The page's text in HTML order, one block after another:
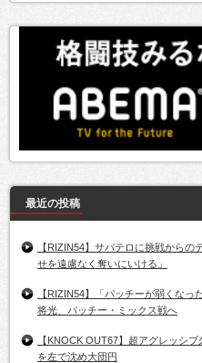
最近の投稿
【RIZIN54】サバテロに挑戦から
せを遠慮なく奪いにいける」
【RIZIN54】「パッチーが弱くな
将光、パッチー・ミックス戦へ
【KNOCK OUT67】超アグレッシ
を左で沈め大団円